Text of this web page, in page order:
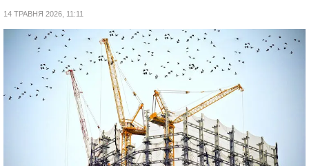
14 ТРАВНЯ 2026, 11:11